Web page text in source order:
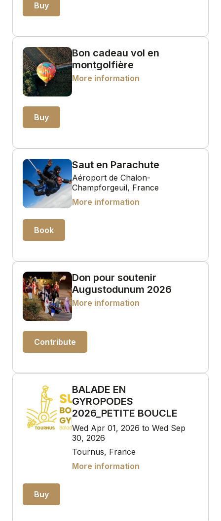
Buy
Bon cadeau vol en
montgolfière
More information
Buy
Saut en Parachute
Aéroport de Chalon-
Champforgeuil, France
More information
Book
Don pour soutenir
Augustodunum 2026
More information
Contribute
BALADE EN
GYROPODES
2026_PETITE BOUCLE
Wed Apr 01, 2026 to Wed Sep
30, 2026
Tournus, France
More information
Buy